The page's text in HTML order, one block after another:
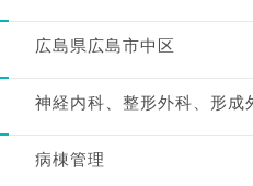
広島県広島市中区
病棟管理